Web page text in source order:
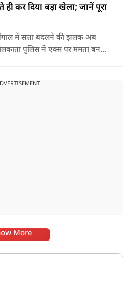
कर दिया बड़ा खेला; जानें पूरा
में सत्ता बदलने की झलक अब
पुलिस ने एक्स पर ममता बनर्जी
More